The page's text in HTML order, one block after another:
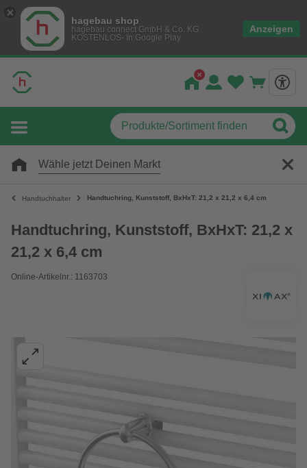
hagebau shop
hagebau connect GmbH & Co. KG
KOSTENLOS- In Google Play
Anzeigen
Wähle jetzt Deinen Markt
Handtuchhalter Handtuchring, Kunststoff, BxHxT: 21,2 x 21,2 x 6,4 cm
Handtuchring, Kunststoff, BxHxT: 21,2 x
21,2 x 6,4 cm
Online-Artikelnr.: 1163703